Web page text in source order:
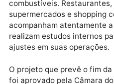
Caso a proposta seja
em vigor, muitos
as atividades na noite de
atendimento apenas nas
feira.